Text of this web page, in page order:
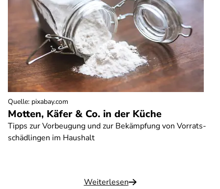
Motten, Käfer & Co. in der Küche
Tipps zur Vorbeugung und zur Bekämpfung von Vorrats-
schädlingen im Haushalt
Weiterlesen
Quelle: pixabay.com